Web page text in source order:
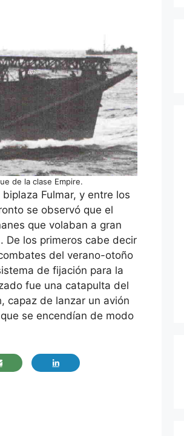
de la clase Empire.
Fulmar, y entre los
se observó que el
que volaban a gran
De los primeros cabe decir
del verano-otoño
de fijación para la
fue una catapulta del
capaz de lanzar un avión
se encendían de modo